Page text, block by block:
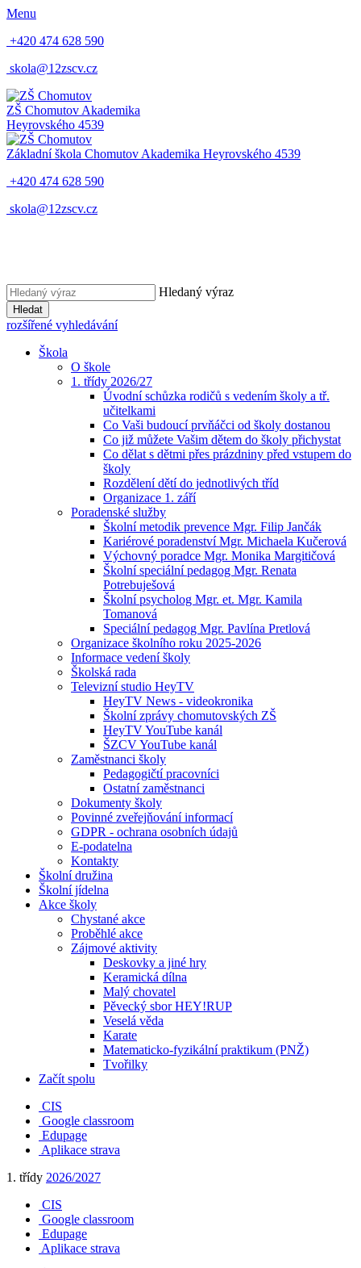
Menu
+420 474 628 590
skola@12zscv.cz
ZŠ Chomutov Akademika
Heyrovského 4539
Základní škola Chomutov Akademika Heyrovského 4539
+420 474 628 590
skola@12zscv.cz
Hledaný výraz
Hledat
rozšířené vyhledávání
Škola
O škole
1. třídy 2026/27
Úvodní schůzka rodičů s vedením školy a tř.
učitelkami
Co Vaši budoucí prvňáčci od školy dostanou
Co již můžete Vašim dětem do školy přichystat
Co dělat s dětmi přes prázdniny před vstupem do
školy
Rozdělení dětí do jednotlivých tříd
Organizace 1. září
Poradenské služby
Školní metodik prevence Mgr. Filip Jančák
Kariérové poradenství Mgr. Michaela Kučerová
Výchovný poradce Mgr. Monika Margitičová
Školní speciální pedagog Mgr. Renata
Potrebuješová
Školní psycholog Mgr. et. Mgr. Kamila
Tomanová
Speciální pedagog Mgr. Pavlína Pretlová
Organizace školního roku 2025-2026
Informace vedení školy
Školská rada
Televizní studio HeyTV
HeyTV News - videokronika
Školní zprávy chomutovských ZŠ
HeyTV YouTube kanál
ŠZCV YouTube kanál
Zaměstnanci školy
Pedagogičtí pracovníci
Ostatní zaměstnanci
Dokumenty školy
Povinné zveřejňování informací
GDPR - ochrana osobních údajů
E-podatelna
Kontakty
Školní družina
Školní jídelna
Akce školy
Chystané akce
Proběhlé akce
Zájmové aktivity
Deskovky a jiné hry
Keramická dílna
Malý chovatel
Pěvecký sbor HEY!RUP
Veselá věda
Karate
Matematicko-fyzikální praktikum (PNŽ)
Tvořilky
Začít spolu
CIS
Google classroom
Edupage
Aplikace strava
1. třídy 2026/2027
CIS
Google classroom
Edupage
Aplikace strava